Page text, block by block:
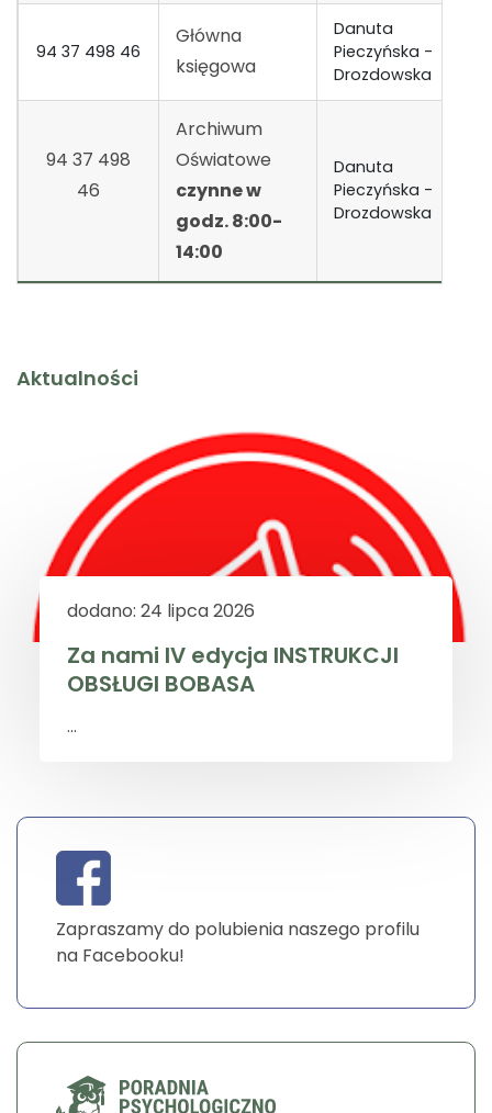
94 37 498 46
Główna
księgowa
Danuta
Pieczyńska -
Drozdowska
94 37 498
46
Archiwum
Oświatowe
czynne w
godz. 8:00-
14:00
Danuta
Pieczyńska -
Drozdowska
Aktualności
dodano: 24 lipca 2026
Za nami IV edycja INSTRUKCJI
OBSŁUGI BOBASA
...
Zapraszamy do polubienia naszego profilu
na Facebooku!